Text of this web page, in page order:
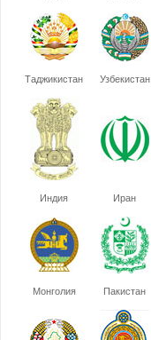
Таджикистан Узбекистан
Индия Иран
Монголия Пакистан